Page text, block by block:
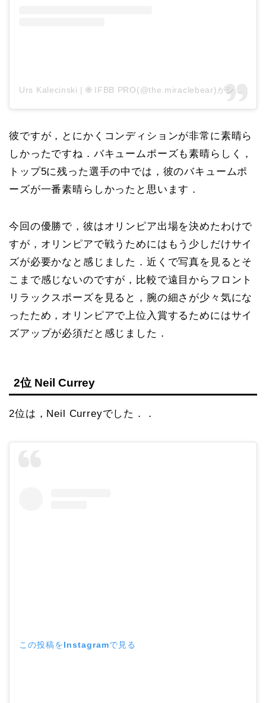
彼ですが，とにかくコンディションが非常に素晴ら
しかったですね．バキュームポーズも素晴らしく，
トップ5に残った選手の中では，彼のバキュームポ
ーズが一番素晴らしかったと思います．
今回の優勝で，彼はオリンピア出場を決めたわけで
すが，オリンピアで戦うためにはもう少しだけサイ
ズが必要かなと感じました．近くで写真を見るとそ
こまで感じないのですが，比較で遠目からフロント
リラックスポーズを見ると，腕の細さが少々気にな
ったため，オリンピアで上位入賞するためにはサイ
ズアップが必須だと感じました．
2位 Neil Currey
2位は，Neil Curreyでした．．
この投稿をInstagramで見る